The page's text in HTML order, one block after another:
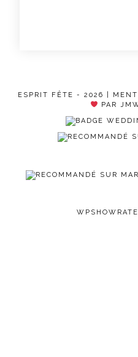
ESPRIT FÊTE - 2026 |
PAR